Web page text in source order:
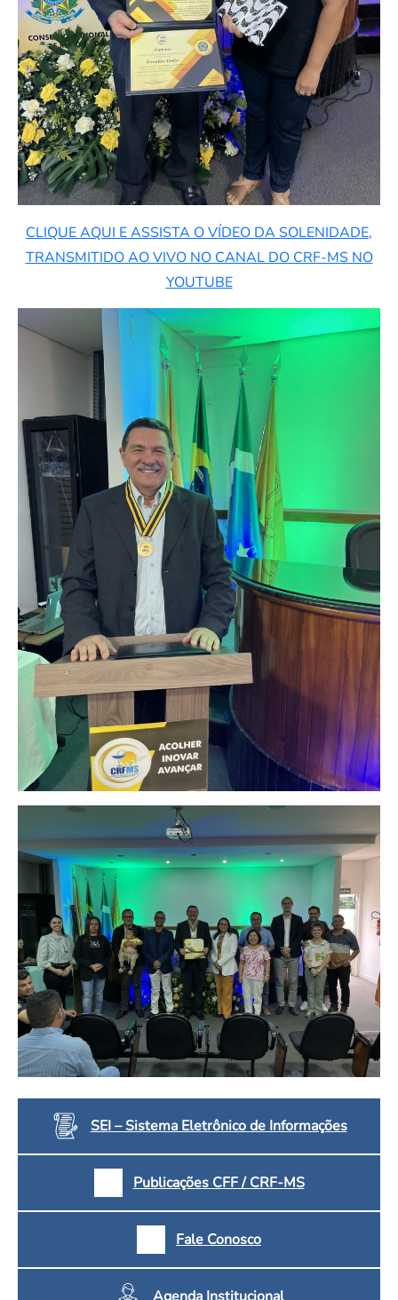
CLIQUE AQUI E ASSISTA O VÍDEO DA SOLENIDADE,
TRANSMITIDO AO VIVO NO CANAL DO CRF-MS NO
YOUTUBE
SEI – Sistema Eletrônico de Informações
Publicações CFF / CRF-MS
Fale Conosco